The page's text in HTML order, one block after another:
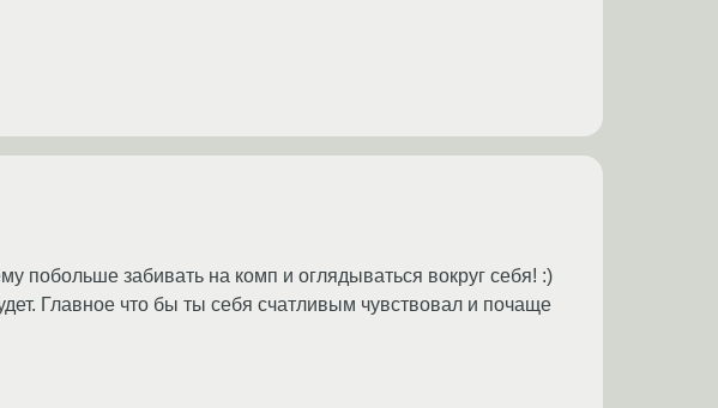
побольше забивать на комп и оглядываться вокруг себя! :)
Главное что бы ты себя счатливым чувствовал и почаще